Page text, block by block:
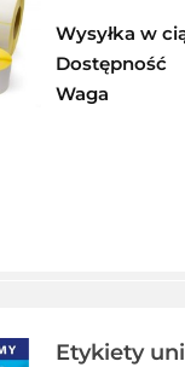
Wysyłka w
Dostępność
Waga
Etykiety